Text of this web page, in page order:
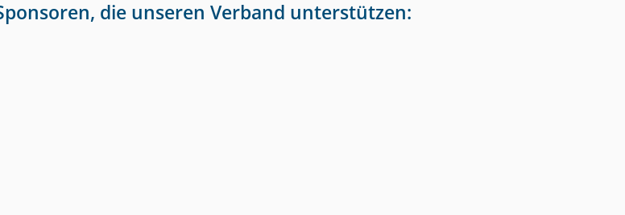
die unseren Verband unterstützen: